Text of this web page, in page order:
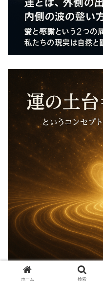
ホーム 検索